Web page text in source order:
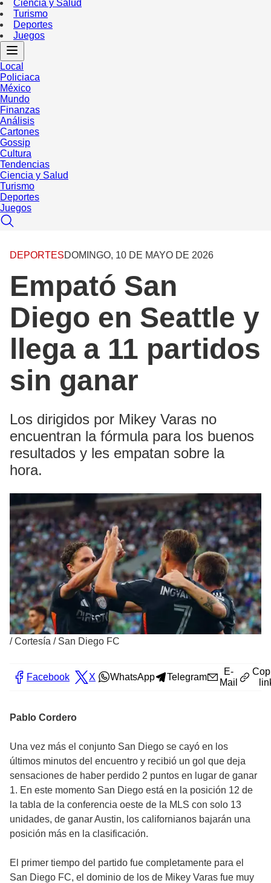
Ciencia y Salud
Turismo
Deportes
Juegos
Local
Policiaca
México
Mundo
Finanzas
Análisis
Cartones
Gossip
Cultura
Tendencias
Ciencia y Salud
Turismo
Deportes
Juegos
DEPORTESDOMINGO, 10 DE MAYO DE 2026
Empató San
Diego en Seattle y
llega a 11 partidos
sin ganar
Los dirigidos por Mikey Varas no
encuentran la fórmula para los buenos
resultados y les empatan sobre la
hora.
/Cortesía / San Diego FC
Facebook X WhatsApp Telegram
E-
Mail
Pablo Cordero
Una vez más el conjunto San Diego se cayó en los
últimos minutos del encuentro y recibió un gol que deja
sensaciones de haber perdido 2 puntos en lugar de ganar
1. En este momento San Diego está en la posición 12 de
la tabla de la conferencia oeste de la MLS con solo 13
unidades, de ganar Austin, los californianos bajarán una
posición más en la clasificación.
El primer tiempo del partido fue completamente para el
San Diego FC, el dominio de los de Mikey Varas fue muy